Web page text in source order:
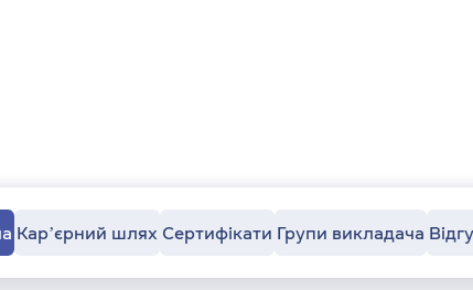
Карʼєрний шлях Сертифікати Групи викладача